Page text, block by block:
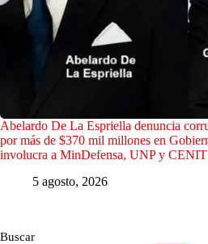
Abelardo De La Espriella denuncia
por más de $370 mil millones en
involucra a MinDefensa, UNP y CENIT
5 agosto, 2026
Buscar